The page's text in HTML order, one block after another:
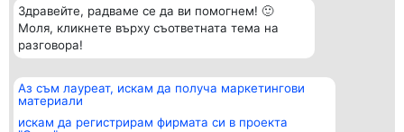
Здравейте, радваме се да ви помогнем! 🙂
Моля, кликнете върху съответната тема на
разговора!
Аз съм лауреат, искам да получа маркетингови
материали
искам да регистрирам фирмата си в проекта
Организатор на
класиране
BulevardulAleea Timișul De
Класация
всички
Контакти